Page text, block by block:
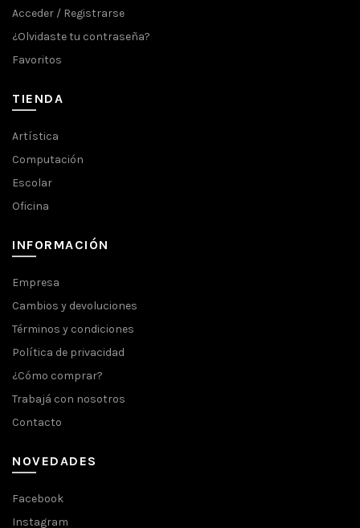
Acceder / Registrarse
¿Olvidaste tu contraseña?
Favoritos
TIENDA
Artística
Computación
Escolar
Oficina
INFORMACIÓN
Empresa
Cambios y devoluciones
Términos y condiciones
Política de privacidad
¿Cómo comprar?
Trabajá con nosotros
Contacto
NOVEDADES
Facebook
Instagram